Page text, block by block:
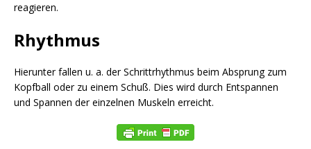
reagieren.
Rhythmus
Hierunter fallen u. a. der Schrittrhythmus beim Absprung zum
Kopfball oder zu einem Schuß. Dies wird durch Entspannen
und Spannen der einzelnen Muskeln erreicht.